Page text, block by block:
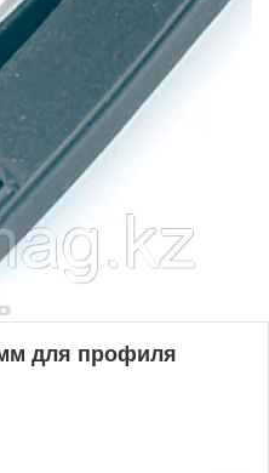
для профиля